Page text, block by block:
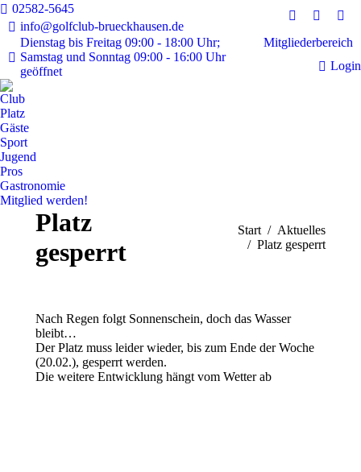
02582-5645
info@golfclub-brueckhausen.de
Dienstag bis Freitag 09:00 - 18:00 Uhr;
Samstag und Sonntag 09:00 - 16:00 Uhr
geöffnet
Instagram
page
opens
page
opens
E-
Mitgliederbereich
Login
Club
Platz
Gäste
Sport
Jugend
Pros
Gastronomie
Mitglied werden!
Platz
gesperrt
Sie befinden sich hier:
Start
Aktuelles
Platz gesperrt
Nach Regen folgt Sonnenschein, doch das Wasser
bleibt…
Der Platz muss leider wieder, bis zum Ende der Woche
(20.02.), gesperrt werden.
Die weitere Entwicklung hängt vom Wetter ab